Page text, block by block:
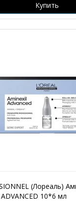
Купить
(Лореаль)
10*6 мл